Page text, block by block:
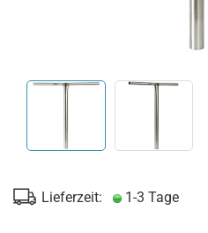
Lieferzeit: 1-3 Tage